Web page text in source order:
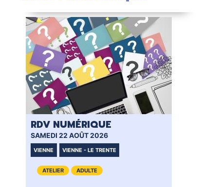
RDV NUMÉRIQUE
SAMEDI 22 AOÛT 2026
VIENNE VIENNE - LE TRENTE
ATELIER ADULTE